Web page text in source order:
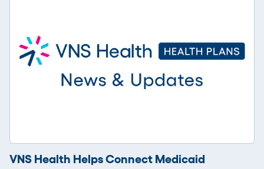
VNS Health Helps Connect Medicaid